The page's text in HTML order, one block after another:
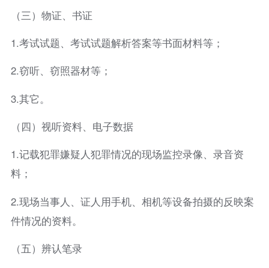
（三）物证、书证
1.考试试题、考试试题解析答案等书面材料等；
2.窃听、窃照器材等；
3.其它。
（四）视听资料、电子数据
1.记载犯罪嫌疑人犯罪情况的现场监控录像、录音资
料；
2.现场当事人、证人用手机、相机等设备拍摄的反映案
件情况的资料。
（五）辨认笔录